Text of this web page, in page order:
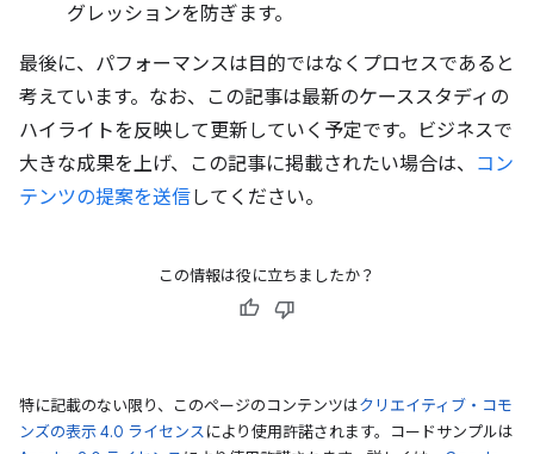
グレッションを防ぎます。
最後に、パフォーマンスは目的ではなくプロセスであると
考えています。なお、この記事は最新のケーススタディの
ハイライトを反映して更新していく予定です。ビジネスで
大きな成果を上げ、この記事に掲載されたい場合は、 コン
テンツの提案を送信してください。
この情報は役に立ちましたか？
特に記載のない限り、このページのコンテンツはクリエイティブ・コモ
ンズの表示 4.0 ライセンスにより使用許諾されます。コードサンプルは